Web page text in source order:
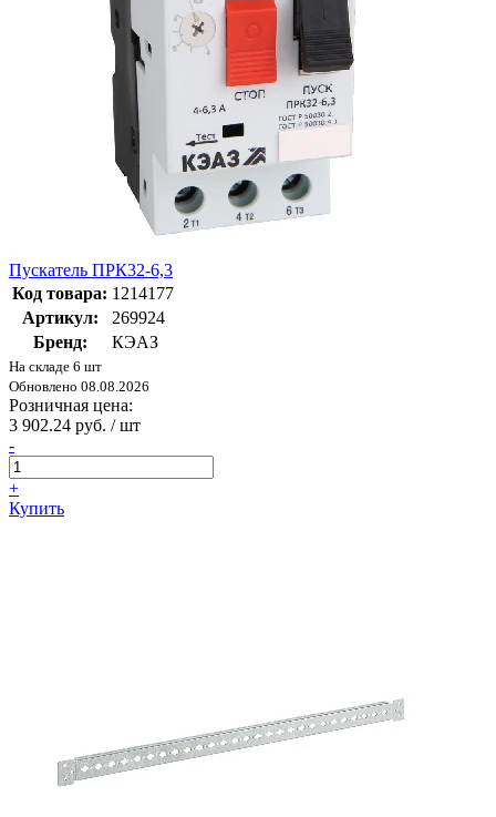
Пускатель ПРК32-6,3
Код товара: 1214177
Артикул:
269924
Бренд:
КЭАЗ
На складе 6 шт
Обновлено 08.08.2026
Розничная цена:
3 902.24 руб. / шт
-
+
Купить